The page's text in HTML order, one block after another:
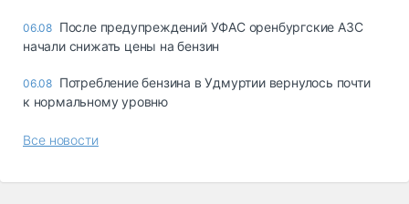
06.08 После предупреждений УФАС оренбургские АЗС
начали снижать цены на бензин
06.08 Потребление бензина в Удмуртии вернулось почти
к нормальному уровню
Все новости